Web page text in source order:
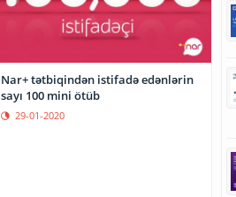
Nar+ tətbiqindən istifadə edənlərin
sayı 100 mini ötüb
29-01-2020